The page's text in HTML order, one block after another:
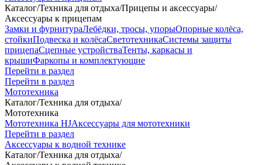
Каталог/Техника для отдыха/Прицепы и аксессуары/
Аксессуары к прицепам
Замки и фурнитураЛебёдки, тросы, упорыОпорные колёса,
стойкиПодвеска и колёсаСветотехникаСистемы защиты
прицепаСцепные устройстваТенты, каркасы и
крышиФаркопы и комплектующие
Перейти в раздел
Перейти в раздел
Мототехника
Каталог/Техника для отдыха/
Мототехника
Мототехника HJАксессуары для мототехники
Перейти в раздел
Аксессуары к водной технике
Каталог/Техника для отдыха/